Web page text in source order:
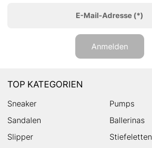
E-Mail-Adresse (*)
Anmelden
TOP KATEGORIEN
Sneaker
Pumps
Sandalen
Ballerinas
Slipper
Stiefeletten